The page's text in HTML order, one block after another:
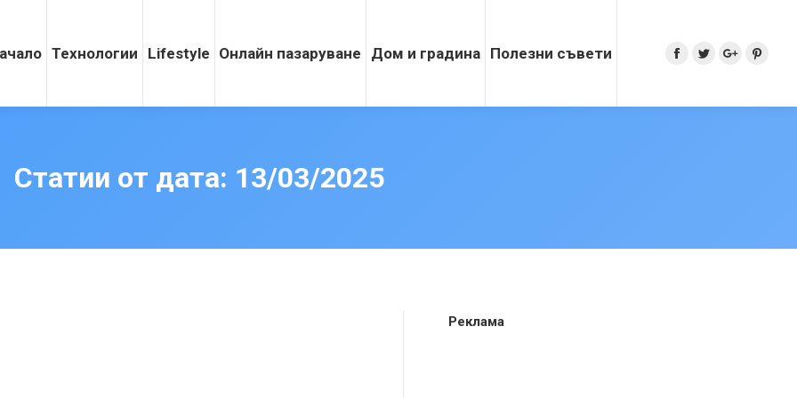
Технологии Lifestyle Онлайн пазаруване Дом и градина Полезни съвети Search:Facebook
TwitterGoogle+
Статии от дата: 13/03/2025
Реклама